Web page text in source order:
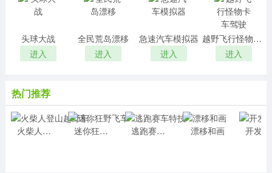
头球大战
进入
全民荒岛漂移
进入
急速汽车模拟器
进入
越野飞行怪物卡车驾驶
进入
热门推荐
火柴人登山越野车 迷你狂野飞车 逃跑赛车特技 漂移和画